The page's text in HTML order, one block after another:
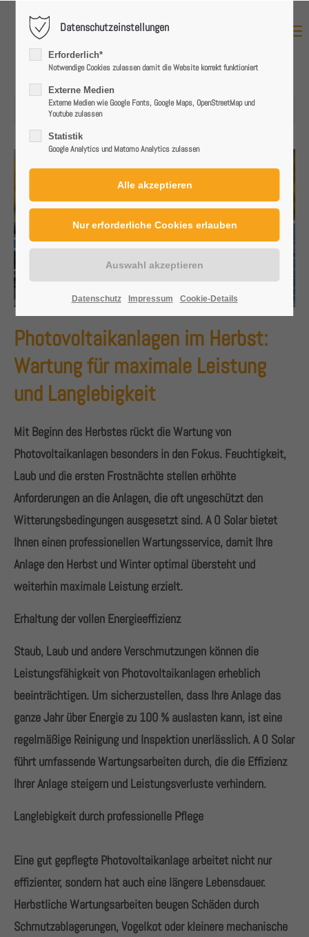
Login
Benutzername
Passwort
Register|Lost your password?
Support
24h/ 365days
We offer support for our customers
Mon - Fri 8:00am - 5:00pm(GMT +1)
Get in touch
Cybersteel Inc.
376-293 City Road, Suite 600
San Francisco, CA 94102
Have any questions?
+44 1234 567 890
Drop us a line
info@yourdomain.com
About us
elit.
Cum sociis natoque penatibus et magnis dis
quam felis, ultricies nec.
18.11.2024 11:43
Photovoltaikanlagen im Herbst:
Wartung für maximale Leistung
und Langlebigkeit
Mit Beginn des Herbstes rückt die Wartung von
Photovoltaikanlagen besonders in den Fokus. Feuchtigkeit,
Laub und die ersten Frostnächte stellen erhöhte
Anforderungen an die Anlagen, die oft ungeschützt den
Witterungsbedingungen ausgesetzt sind. A O Solar bietet
Ihnen einen professionellen Wartungsservice, damit Ihre
Anlage den Herbst und Winter optimal übersteht und
weiterhin maximale Leistung erzielt.
Erhaltung der vollen Energieeffizienz
Staub, Laub und andere Verschmutzungen können die
Leistungsfähigkeit von Photovoltaikanlagen erheblich
beeinträchtigen. Um sicherzustellen, dass Ihre Anlage das
ganze Jahr über Energie zu 100 % auslasten kann, ist eine
regelmäßige Reinigung und Inspektion unerlässlich. A O Solar
führt umfassende Wartungsarbeiten durch, die die Effizienz
Ihrer Anlage steigern und Leistungsverluste verhindern.
Langlebigkeit durch professionelle Pflege
Eine gut gepflegte Photovoltaikanlage arbeitet nicht nur
effizienter, sondern hat auch eine längere Lebensdauer.
Herbstliche Wartungsarbeiten beugen Schäden durch
Schmutzablagerungen, Vogelkot oder kleinere mechanische
Datenschutzeinstellungen
Erforderlich*
Notwendige Cookies zulassen damit die Website korrekt funktioniert
Externe Medien
Externe Medien wie Google Fonts, Google Maps, OpenStreetMap und
Youtube zulassen
Statistik
Google Analytics und Matomo Analytics zulassen
Datenschutz Impressum Cookie-Details